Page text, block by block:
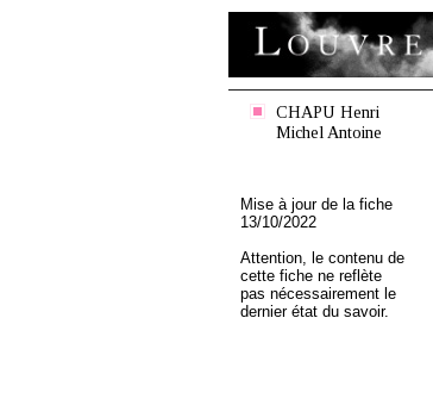
CHAPU Henri
Michel Antoine
Mise à jour de la fiche
13/10/2022
Attention, le contenu de
cette fiche ne reflète
pas nécessairement le
dernier état du savoir.